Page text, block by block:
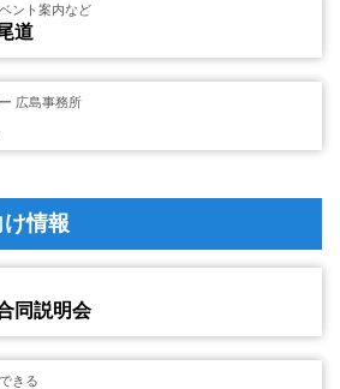
ント案内など
道
広島事務所
情報
同説明会
きる